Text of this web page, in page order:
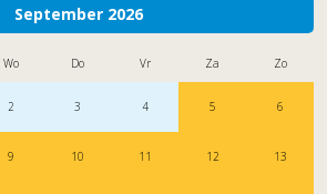
September 2026
Wo Do Vr Za Zo
2 3 4 5 6
9 10 11 12 13